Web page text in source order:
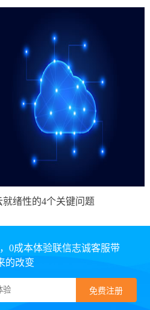
绪性的4个关键问题
0成本体验联信志诚客服带
的改变